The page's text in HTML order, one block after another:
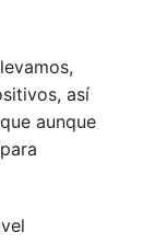
así
aunque